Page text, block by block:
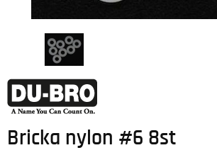
Bricka nylon #6 8st